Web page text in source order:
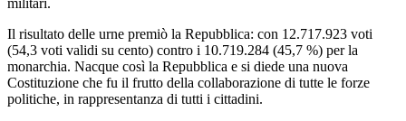
militari.
Il risultato delle urne premiò la Repubblica: con 12.717.923 voti
(54,3 voti validi su cento) contro i 10.719.284 (45,7 %) per la
monarchia. Nacque così la Repubblica e si diede una nuova
Costituzione che fu il frutto della collaborazione di tutte le forze
politiche, in rappresentanza di tutti i cittadini.